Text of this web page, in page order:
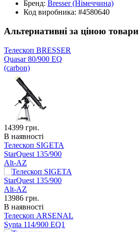
Бренд: Bresser(Німеччина)
Код виробника: #4580640
Альтернативні за ціною товари
Телескоп BRESSER
Quasar 80/900 EQ
(carbon)
14399 грн.
В наявності
Телескоп SIGETA
StarQuest 135/900
Alt-AZ
13986 грн.
В наявності
Телескоп ARSENAL
Synta 114/900 EQ1